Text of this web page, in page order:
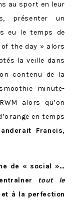
au sport en leur
présenter un
eu le temps de
the day » alors
la veille dans
contenu de la
minute-
alors qu’on
en temps
Francis,
de « social »…
tout le
à la perfection